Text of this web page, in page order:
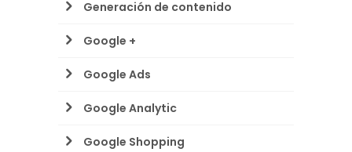
Generación de contenido
Google +
Google Ads
Google Analytic
Google Shopping